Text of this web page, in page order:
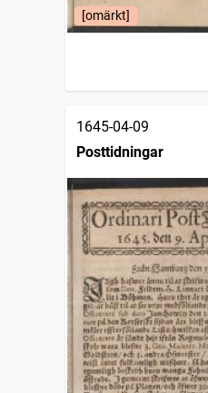
[omärkt]
1645-04-09
Posttidningar